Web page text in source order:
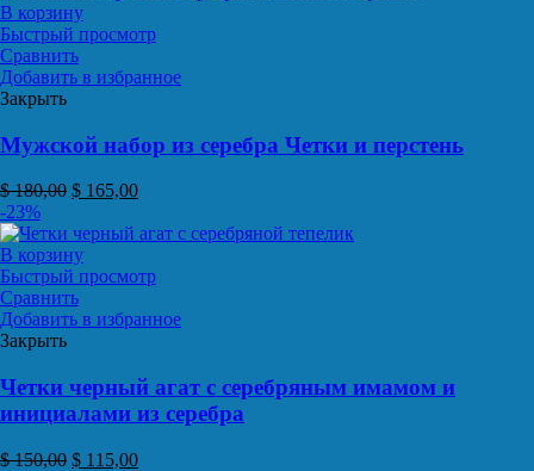
В корзину
Быстрый просмотр
Сравнить
Добавить в избранное
Закрыть
Мужской набор из серебра Четки и перстень
$180,00 $ 165,00
-23%
В корзину
Быстрый просмотр
Сравнить
Добавить в избранное
Закрыть
Четки черный агат с серебряным имамом и
инициалами из серебра
$150,00 $ 115,00